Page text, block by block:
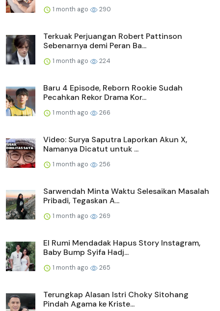
1 month ago 290
Terkuak Perjuangan Robert Pattinson
Sebenarnya demi Peran Ba...
1 month ago 224
Baru 4 Episode, Reborn Rookie Sudah
Pecahkan Rekor Drama Kor...
1 month ago 266
Video: Surya Saputra Laporkan Akun X,
Namanya Dicatut untuk ...
1 month ago 256
Sarwendah Minta Waktu Selesaikan Masalah
Pribadi, Tegaskan A...
1 month ago 269
El Rumi Mendadak Hapus Story Instagram,
Baby Bump Syifa Hadj...
1 month ago 265
Terungkap Alasan Istri Choky Sitohang
Pindah Agama ke Kriste...